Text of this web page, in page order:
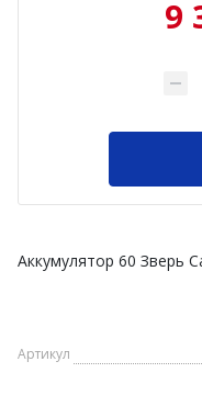
9
Аккумулятор 60 Зверь
Артикул